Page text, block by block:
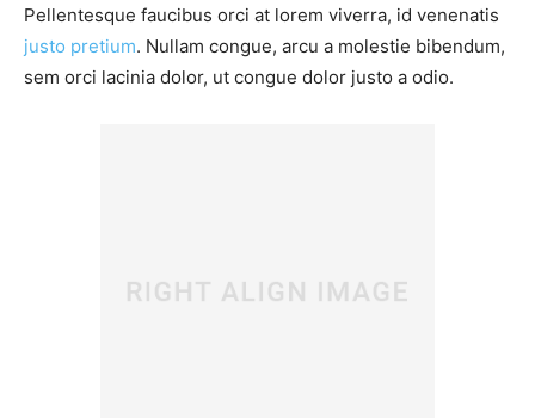
Pellentesque faucibus orci at lorem viverra, id venenatis
justo pretium. Nullam congue, arcu a molestie bibendum,
sem orci lacinia dolor, ut congue dolor justo a odio.